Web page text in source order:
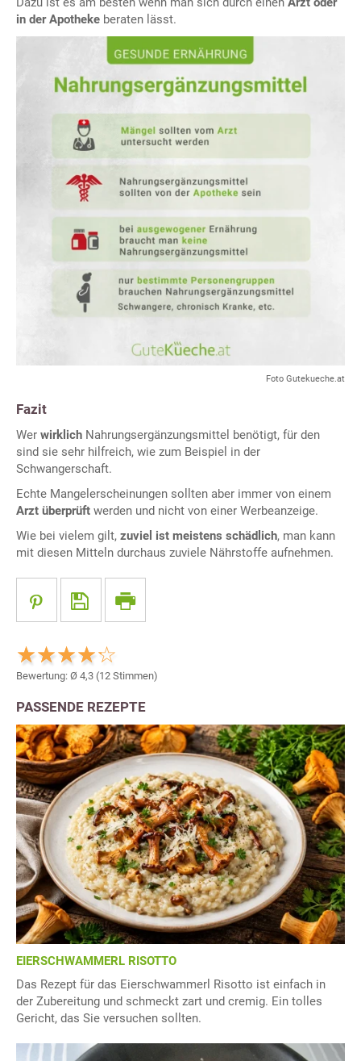
in der Apotheke beraten lässt.
Foto Gutekueche.at
Fazit
Wer wirklich Nahrungsergänzungsmittel benötigt, für den
sind sie sehr hilfreich, wie zum Beispiel in der
Schwangerschaft.
Echte Mangelerscheinungen sollten aber immer von einem
Arzt überprüft werden und nicht von einer Werbeanzeige.
Wie bei vielem gilt, zuviel ist meistens schädlich, man kann
mit diesen Mitteln durchaus zuviele Nährstoffe aufnehmen.
Bewertung: Ø 4,3 (12 Stimmen)
PASSENDE REZEPTE
EIERSCHWAMMERL RISOTTO
Das Rezept für das Eierschwammerl Risotto ist einfach in
der Zubereitung und schmeckt zart und cremig. Ein tolles
Gericht, das Sie versuchen sollten.